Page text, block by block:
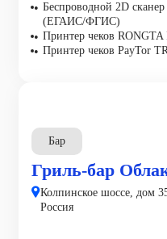
Беспроводной 2D
(ЕГАИС/ФГИС)
Принтер чеков RONGTA
Принтер чеков PayTor
Бар
Гриль-бар
Колпинское шоссе, дом
Россия